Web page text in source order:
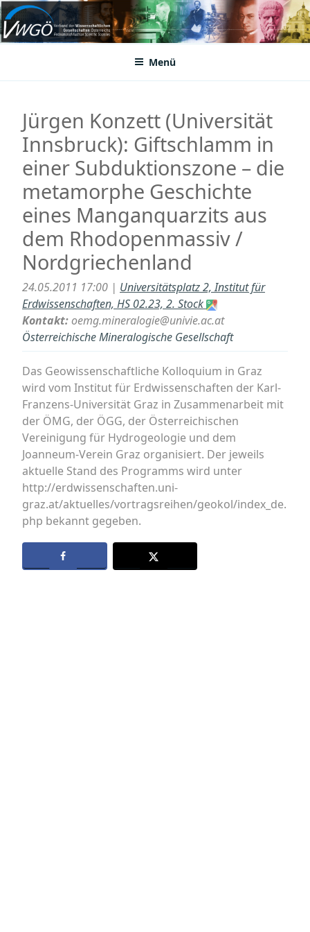
Zum
Inhalt
springenVWGÖ
Federation of Austrian Scientific Societies
Menü
Jürgen Konzett (Universität
Innsbruck): Giftschlamm in
einer Subduktionszone – die
metamorphe Geschichte
eines Manganquarzits aus
dem Rhodopenmassiv /
Nordgriechenland
24.05.2011 17:00 | Universitätsplatz 2, Institut für
Erdwissenschaften, HS 02.23, 2. Stock
Kontakt:oemg.mineralogie@univie.ac.at
Österreichische Mineralogische Gesellschaft
Das Geowissenschaftliche Kolloquium in Graz
wird vom Institut für Erdwissenschaften der Karl-
Franzens-Universität Graz in Zusammenarbeit mit
der ÖMG, der ÖGG, der Österreichischen
Vereinigung für Hydrogeologie und dem
Joanneum-Verein Graz organisiert. Der jeweils
aktuelle Stand des Programms wird unter
http://erdwissenschaften.uni-
graz.at/aktuelles/vortragsreihen/geokol/index_de.
php bekannt gegeben.